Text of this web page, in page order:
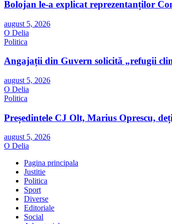
Bolojan le-a explicat reprezentanților
august 5, 2026
O Delia
Politica
Angajații din Guvern solicită „refugii
august 5, 2026
O Delia
Politica
Președintele CJ Olt, Marius Oprescu,
august 5, 2026
O Delia
Pagina principala
Justitie
Politica
Sport
Diverse
Editoriale
Social